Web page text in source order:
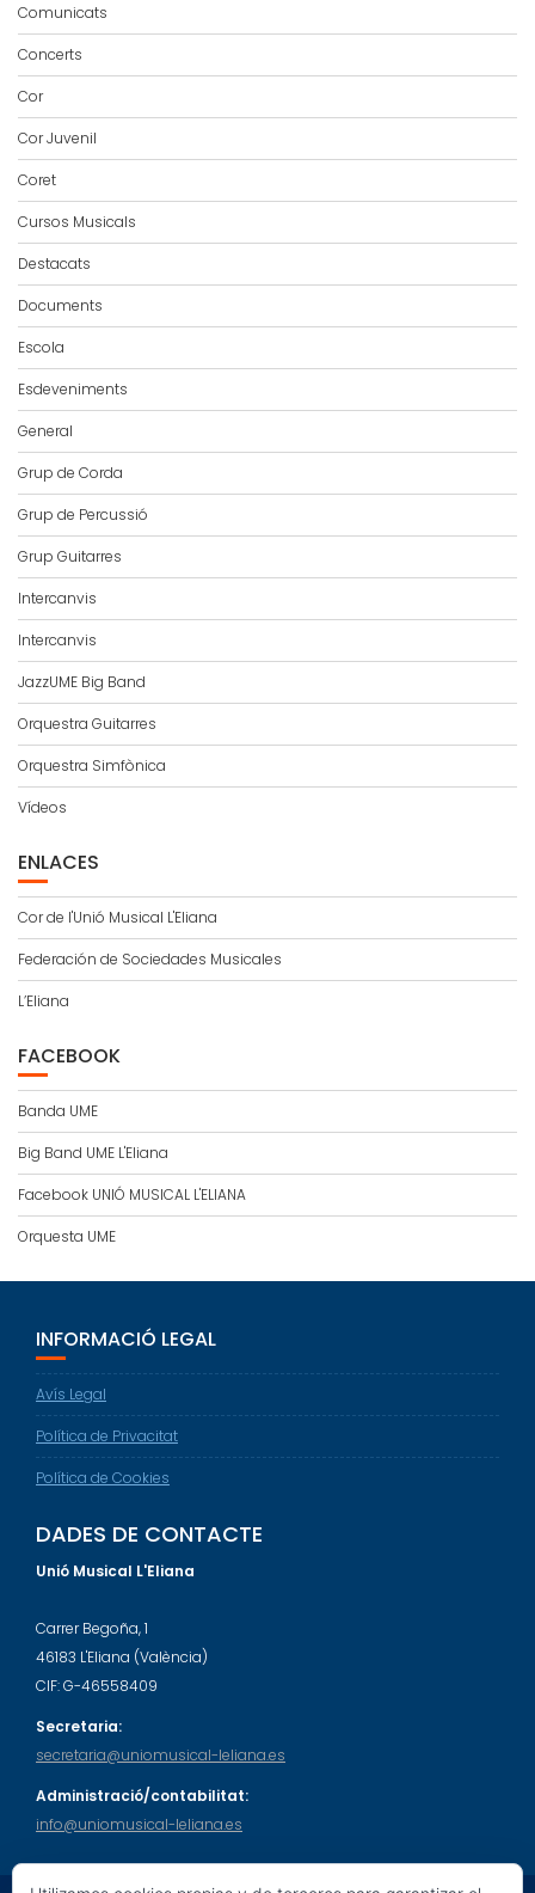
Comunicats
Concerts
Cor
Cor Juvenil
Coret
Cursos Musicals
Destacats
Documents
Escola
Esdeveniments
General
Grup de Corda
Grup de Percussió
Grup Guitarres
Intercanvis
Intercanvis
JazzUME Big Band
Orquestra Guitarres
Orquestra Simfònica
Vídeos
ENLACES
Cor de l'Unió Musical L'Eliana
Federación de Sociedades Musicales
L’Eliana
FACEBOOK
Banda UME
Big Band UME L'Eliana
Facebook UNIÓ MUSICAL L'ELIANA
Orquesta UME
INFORMACIÓ LEGAL
Avís Legal
Política de Privacitat
Política de Cookies
DADES DE CONTACTE
Unió Musical L'Eliana
Carrer Begoña, 1
46183 L'Eliana (València)
CIF: G-46558409
Secretaria:
secretaria@uniomusical-leliana.es
Administració/contabilitat:
info@uniomusical-leliana.es